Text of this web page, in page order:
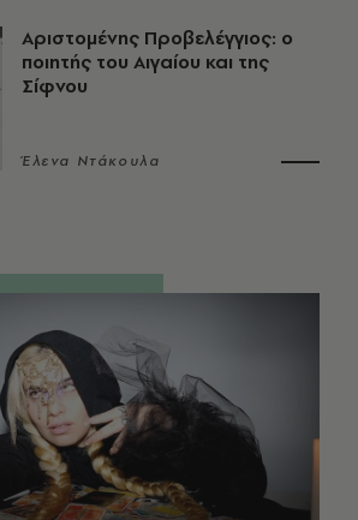
Αριστομένης Προβελέγγιος: ο
ποιητής του Αιγαίου και της
Σίφνου
Έλενα Ντάκουλα